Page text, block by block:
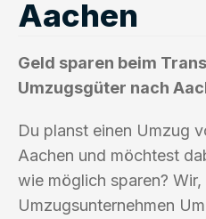
Aachen
Geld sparen beim
Umzugsgüter nach
Du planst einen Umzug
Aachen und möchtest
wie möglich sparen? Wir,
Umzugsunternehmen